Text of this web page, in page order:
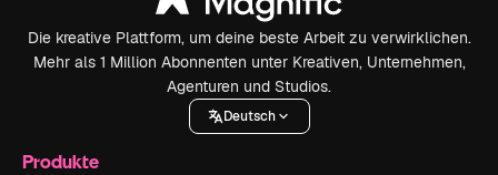
Die kreative Plattform, um deine beste Arbeit zu verwirklichen.
Mehr als 1 Million Abonnenten unter Kreativen, Unternehmen,
Agenturen und Studios.
Deutsch
Produkte